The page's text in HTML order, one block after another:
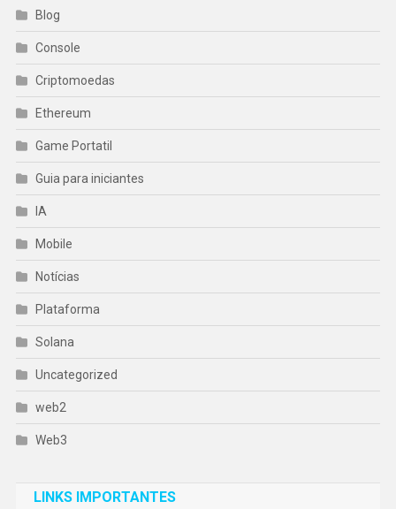
Blog
Console
Criptomoedas
Ethereum
Game Portatil
Guia para iniciantes
IA
Mobile
Notícias
Plataforma
Solana
Uncategorized
web2
Web3
LINKS IMPORTANTES